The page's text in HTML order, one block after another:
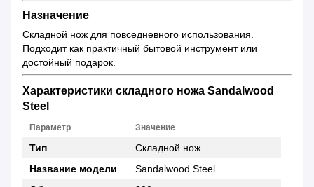
Назначение
Складной нож для повседневного использования.
Подходит как практичный бытовой инструмент или
достойный подарок.
Характеристики складного ножа Sandalwood
Steel
Параметр Значение
Тип
Складной нож
Название модели
Sandalwood Steel